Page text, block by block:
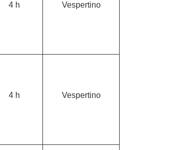
4 h Vespertino
4 h Vespertino